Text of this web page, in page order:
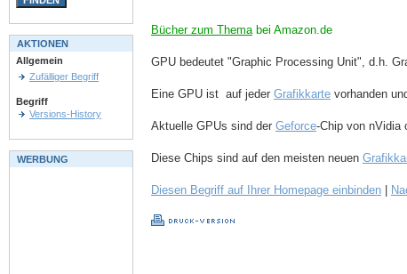
Bücher zum Themabei Amazon.de
GPU bedeutet "Graphic Processing Unit", d.h.
Eine GPU ist auf jeder Grafikkarte vorhanden
Aktuelle GPUs sind der Geforce-Chip von nVidia
Diese Chips sind auf den meisten neuen
Diesen Begriff auf Ihrer Homepage einbinden
AKTIONEN
Allgemein
Zufälliger Begriff
Begriff
Versions-History
WERBUNG